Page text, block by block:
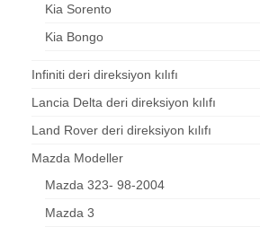
Kia Sorento
Kia Bongo
Infiniti deri direksiyon kılıfı
Lancia Delta deri direksiyon kılıfı
Land Rover deri direksiyon kılıfı
Mazda Modeller
Mazda 323- 98-2004
Mazda 3